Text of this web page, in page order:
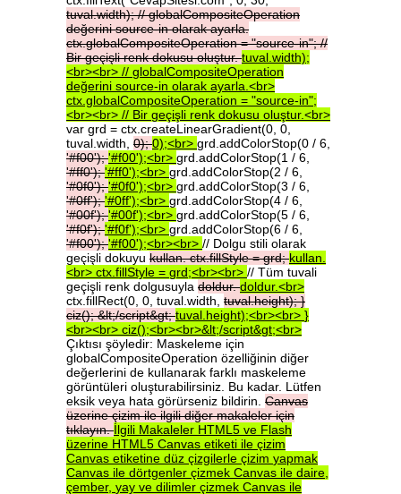
tuval.width);//globalCompositeOperation
değerinisource-inolarakayarla.
ctx.globalCompositeOperation="source-in";//
Birgeçişlirenkdokusuoluştur.tuval.width);
<br><br> // globalCompositeOperation
değerini source-in olarak ayarla.<br>
ctx.globalCompositeOperation = "source-in";
<br><br> // Bir geçişli renk dokusu oluştur.<br>
var grd = ctx.createLinearGradient(0, 0,
tuval.width, 0);0);<br> grd.addColorStop(0 / 6,
'#f00');'#f00');<br> grd.addColorStop(1 / 6,
'#ff0');'#ff0');<br> grd.addColorStop(2 / 6,
'#0f0');'#0f0');<br> grd.addColorStop(3 / 6,
'#0ff');'#0ff');<br> grd.addColorStop(4 / 6,
'#00f');'#00f');<br> grd.addColorStop(5 / 6,
'#f0f');'#f0f');<br> grd.addColorStop(6 / 6,
'#f00');'#f00');<br><br> // Dolgu stili olarak
geçişli dokuyu kullan.ctx.fillStyle=grd;kullan.
<br> ctx.fillStyle = grd;<br><br> // Tüm tuvali
geçişli renk dolgusuyla doldur.doldur.<br>
ctx.fillRect(0, 0, tuval.width, tuval.height);}
ciz();&lt;/script&gt;tuval.height);<br><br> }
<br><br> ciz();<br><br>&lt;/script&gt;<br>
Çıktısı şöyledir: Maskeleme için
globalCompositeOperation özelliğinin diğer
değerlerini de kullanarak farklı maskeleme
görüntüleri oluşturabilirsiniz. Bu kadar. Lütfen
eksik veya hata görürseniz bildirin. Canvas
üzerineçizimileilgilidiğermakaleleriçin
tıklayın.İlgili Makaleler HTML5 ve Flash
üzerine HTML5 Canvas etiketi ile çizim
Canvas etiketine düz çizgilerle çizim yapmak
Canvas ile dörtgenler çizmek Canvas ile daire,
çember, yay ve dilimler çizmek Canvas ile